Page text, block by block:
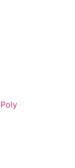
Poly